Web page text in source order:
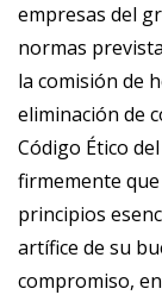
empresas del
normas
la comisión de
eliminación de
Código Ético
firmemente
principios
artífice de su
compromiso,